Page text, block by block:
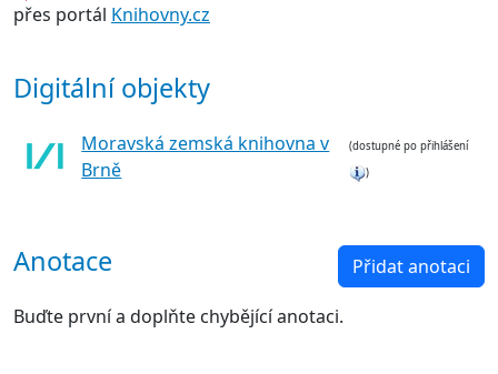
přes portál Knihovny.cz
Digitální objekty
Moravská zemská knihovna v
Brně
(dostupné po přihlášení
)
Anotace Přidat anotaci
Buďte první a doplňte chybějící anotaci.